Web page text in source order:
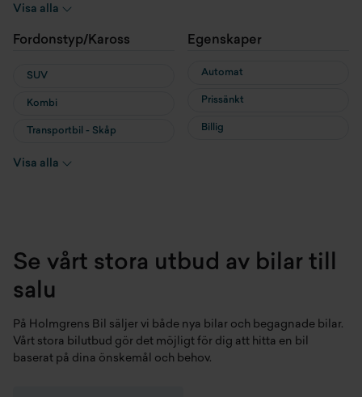
MINI
Visa alla
Fordonstyp/Kaross
SUV
Kombi
Transportbil - Skåp
Transportbil - Flak
Visa alla
Egenskaper
Automat
Prissänkt
Billig
Se vårt stora utbud av bilar till
salu
På Holmgrens Bil säljer vi både nya bilar och begagnade bilar.
Vårt stora bilutbud gör det möjligt för dig att hitta en bil
baserat på dina önskemål och behov.